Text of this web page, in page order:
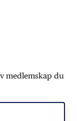
medlemskap du